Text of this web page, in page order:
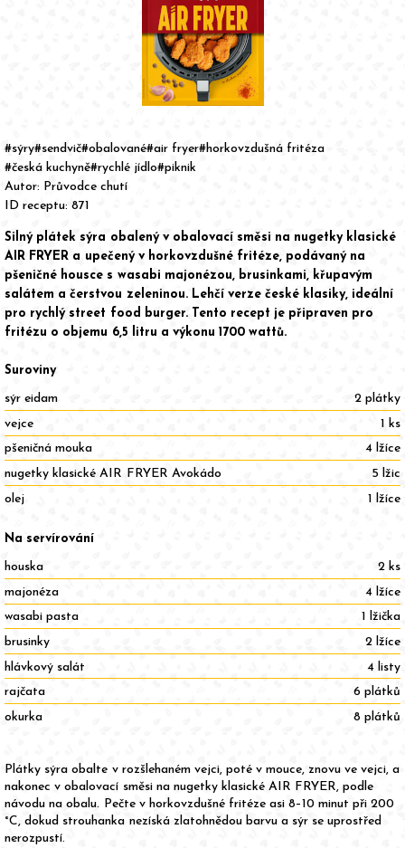
of
1#sýry#sendvič#obalované#air fryer#horkovzdušná fritéza
#česká kuchyně#rychlé jídlo#piknik
Autor: Průvodce chutí
ID receptu: 871
Silný plátek sýra obalený v obalovací směsi na nugetky klasické
AIR FRYER a upečený v horkovzdušné fritéze, podávaný na
pšeničné housce s wasabi majonézou, brusinkami, křupavým
salátem a čerstvou zeleninou. Lehčí verze české klasiky, ideální
pro rychlý street food burger. Tento recept je připraven pro
fritézu o objemu 6,5 litru a výkonu 1700 wattů.
Suroviny
sýr eidam
2 plátky
vejce
1 ks
pšeničná mouka
4 lžíce
nugetky klasické AIR FRYER Avokádo
5 lžic
olej
1 lžíce
Na servírování
houska
2 ks
majonéza
4 lžíce
wasabi pasta
1 lžička
brusinky
2 lžíce
hlávkový salát
4 listy
rajčata
6 plátků
okurka
8 plátků
Plátky sýra obalte v rozšlehaném vejci, poté v mouce, znovu ve vejci, a
nakonec v obalovací směsi na nugetky klasické AIR FRYER, podle
návodu na obalu. Pečte v horkovzdušné fritéze asi 8–10 minut při 200
°C, dokud strouhanka nezíská zlatohnědou barvu a sýr se uprostřed
nerozpustí.